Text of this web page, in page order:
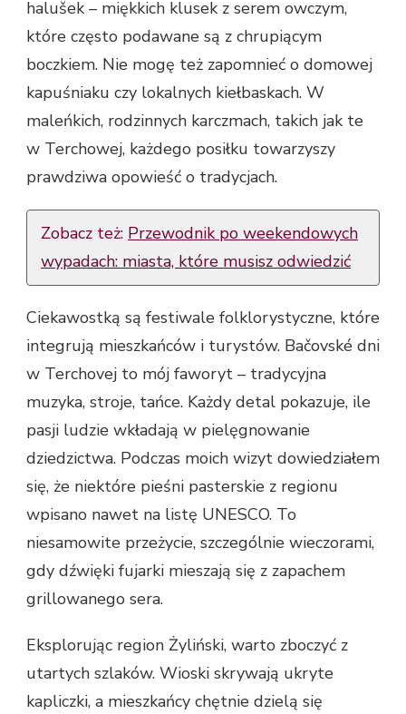
halušek – miękkich klusek z serem owczym,
które często podawane są z chrupiącym
boczkiem. Nie mogę też zapomnieć o domowej
kapuśniaku czy lokalnych kiełbaskach. W
maleńkich, rodzinnych karczmach, takich jak te
w Terchowej, każdego posiłku towarzyszy
prawdziwa opowieść o tradycjach.
Zobacz też: Przewodnik po weekendowych
wypadach: miasta, które musisz odwiedzić
Ciekawostką są festiwale folklorystyczne, które
integrują mieszkańców i turystów. Bačovské dni
w Terchovej to mój faworyt – tradycyjna
muzyka, stroje, tańce. Każdy detal pokazuje, ile
pasji ludzie wkładają w pielęgnowanie
dziedzictwa. Podczas moich wizyt dowiedziałem
się, że niektóre pieśni pasterskie z regionu
wpisano nawet na listę UNESCO. To
niesamowite przeżycie, szczególnie wieczorami,
gdy dźwięki fujarki mieszają się z zapachem
grillowanego sera.
Eksplorując region Żyliński, warto zboczyć z
utartych szlaków. Wioski skrywają ukryte
kapliczki, a mieszkańcy chętnie dzielą się